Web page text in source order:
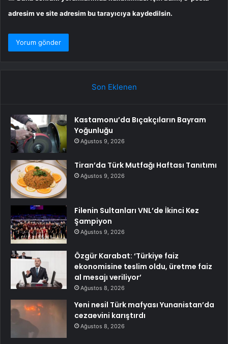
adresim ve site adresim bu tarayıcıya kaydedilsin.
Son Eklenen
Kastamonu’da Bıçakçıların Bayram
Yoğunluğu
Ağustos 9, 2026
Tiran’da Türk Mutfağı Haftası Tanıtımı
Ağustos 9, 2026
Filenin Sultanları VNL’de İkinci Kez
Şampiyon
Ağustos 9, 2026
Özgür Karabat: ‘Türkiye faiz
ekonomisine teslim oldu, üretme faiz
al mesajı veriliyor’
Ağustos 8, 2026
Yeni nesil Türk mafyası Yunanistan’da
cezaevini karıştırdı
Ağustos 8, 2026